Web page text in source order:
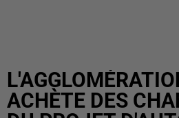
ACHÈTE DES